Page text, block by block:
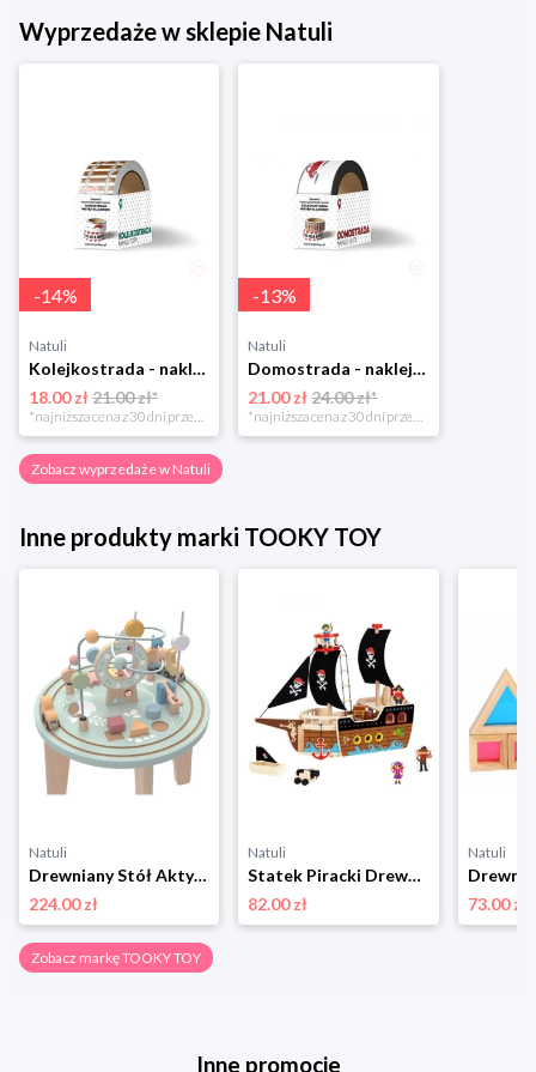
Wyprzedaże w sklepie Natuli
-14%
Natuli
Kolejkostrada - naklejaj tory Zuzutoys
18.00 zł21.00 zł*
*najniższa cena z 30 dni przed obniżką
-13%
Natuli
Domostrada - naklejaj ulice Zuzutoys
21.00 zł 24.00 zł*
*najniższa cena z 30 dni przed obniżką
Zobacz wyprzedaże w Natuli
Inne produkty marki TOOKY TOY
Natuli
Drewniany Stół Aktywności Montessori Pętla Motoryczna, Tooky Toy Tooky toy
224.00 zł
Natuli
Statek Piracki Drewniany, Tooky Toy Tooky toy
82.00 zł
Natuli
73.00 zł
Zobacz markę TOOKY TOY
Inne promocje